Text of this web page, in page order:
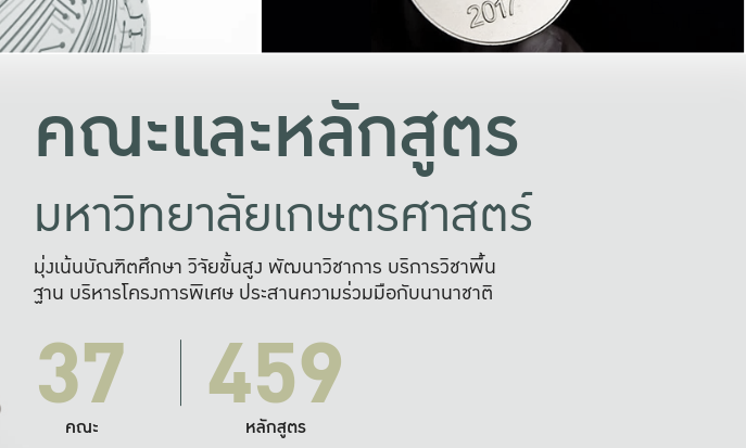
คณะและหลักสูตร
มหาวิทยาลัยเกษตรศาสตร์
มุ่งเน้นบัณฑิตศึกษา วิจัยขั้นสูง พัฒนาวิชาการ บริการวิชาพื้น
ฐาน บริหารโครงการพิเศษ ประสานความร่วมมือกับนานาชาติ
37
คณะ 459
หลักสูตร